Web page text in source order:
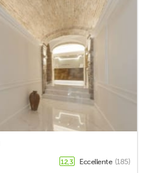
12,3 Eccellente (185)